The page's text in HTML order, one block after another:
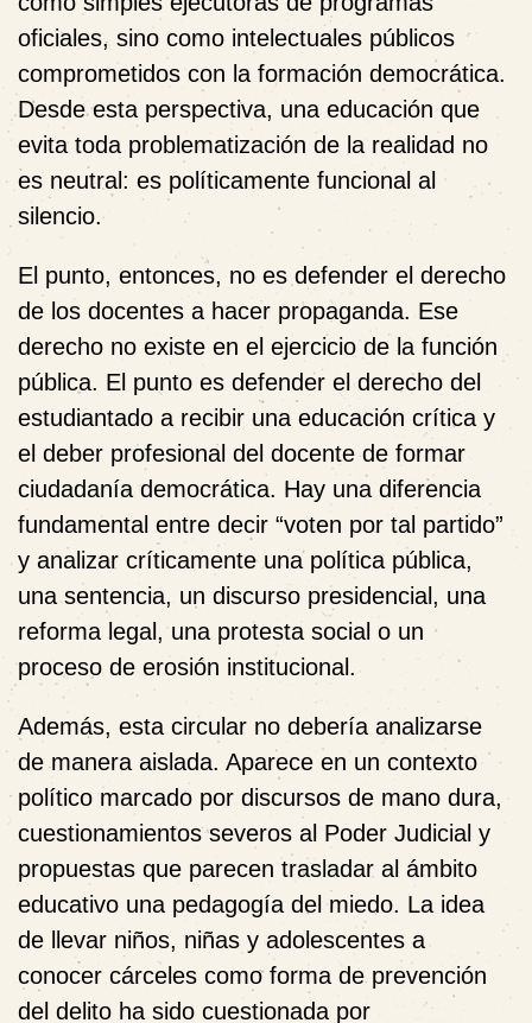
oficiales, sino como intelectuales públicos
comprometidos con la formación democrática.
Desde esta perspectiva, una educación que
evita toda problematización de la realidad no
es neutral: es políticamente funcional al
silencio.
El punto, entonces, no es defender el derecho
de los docentes a hacer propaganda. Ese
derecho no existe en el ejercicio de la función
pública. El punto es defender el derecho del
estudiantado a recibir una educación crítica y
el deber profesional del docente de formar
ciudadanía democrática. Hay una diferencia
fundamental entre decir “voten por tal partido”
y analizar críticamente una política pública,
una sentencia, un discurso presidencial, una
reforma legal, una protesta social o un
proceso de erosión institucional.
Además, esta circular no debería analizarse
de manera aislada. Aparece en un contexto
político marcado por discursos de mano dura,
cuestionamientos severos al Poder Judicial y
propuestas que parecen trasladar al ámbito
educativo una pedagogía del miedo. La idea
de llevar niños, niñas y adolescentes a
conocer cárceles como forma de prevención
del delito ha sido cuestionada por